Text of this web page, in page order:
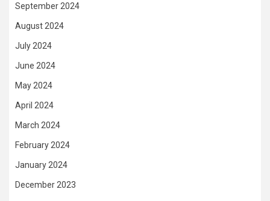
September 2024
August 2024
July 2024
June 2024
May 2024
April 2024
March 2024
February 2024
January 2024
December 2023